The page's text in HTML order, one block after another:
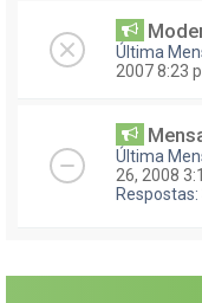
Última
2007 8:23
Última
26, 2008
Respostas: